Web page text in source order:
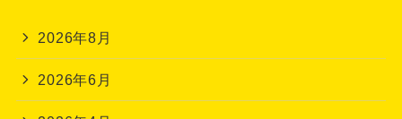
2026年8月
2026年6月